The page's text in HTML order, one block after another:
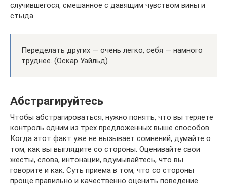
случившегося, смешанное с давящим чувством вины и
стыда.
Переделать других — очень легко, себя — намного
труднее. (Оскар Уайльд)
Абстрагируйтесь
Чтобы абстрагироваться, нужно понять, что вы теряете
контроль одним из трех предложенных выше способов.
Когда этот факт уже не вызывает сомнений, думайте о
том, как вы выглядите со стороны. Оценивайте свои
жесты, слова, интонации, вдумывайтесь, что вы
говорите и как. Суть приема в том, что со стороны
проще правильно и качественно оценить поведение.